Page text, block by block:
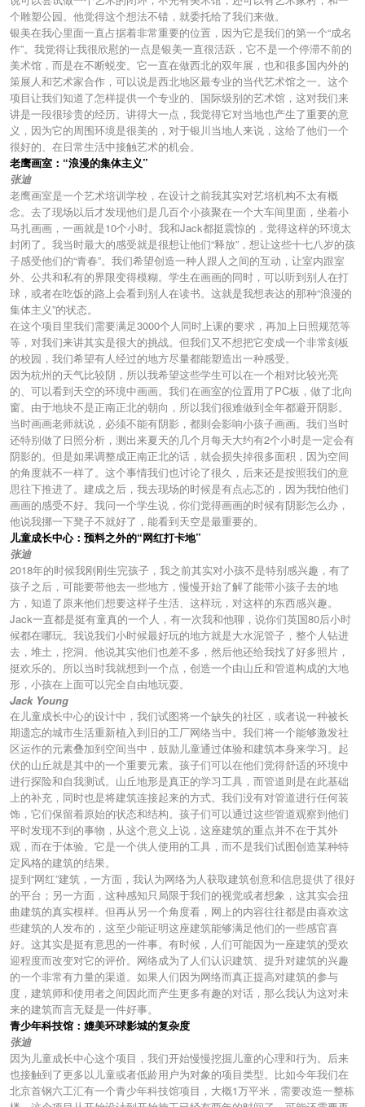
个雕塑公园。他觉得这个想法不错，就委托给了我们来做。
银美在我心里面一直占据着非常重要的位置，因为它是我们的第一个“成名
作”。我觉得让我很欣慰的一点是银美一直很活跃，它不是一个停滞不前的
美术馆，而是在不断蜕变。它一直在做西北的双年展，也和很多国内外的
策展人和艺术家合作，可以说是西北地区最专业的当代艺术馆之一。这个
项目让我们知道了怎样提供一个专业的、国际级别的艺术馆，这对我们来
讲是一段很珍贵的经历。讲得大一点，我觉得它对当地也产生了重要的意
义，因为它的周围环境是很美的，对于银川当地人来说，这给了他们一个
很好的、在日常生活中接触艺术的机会。
老鹰画室：“浪漫的集体主义”
张迪
老鹰画室是一个艺术培训学校，在设计之前我其实对艺培机构不太有概
念。去了现场以后才发现他们是几百个小孩聚在一个大车间里面，坐着小
马扎画画，一画就是10个小时。我和Jack都挺震惊的，觉得这样的环境太
封闭了。我当时最大的感受就是很想让他们“释放”，想让这些十七八岁的孩
子感受他们的“青春”。我们希望创造一种人跟人之间的互动，让室内跟室
外、公共和私有的界限变得模糊。学生在画画的同时，可以听到别人在打
球，或者在吃饭的路上会看到别人在读书。这就是我想表达的那种“浪漫的
集体主义”的状态。
在这个项目里我们需要满足3000个人同时上课的要求，再加上日照规范等
等，对我们来讲其实是很大的挑战。但我们又不想把它变成一个非常刻板
的校园，我们希望有人经过的地方尽量都能塑造出一种感受。
因为杭州的天气比较阴，所以我希望这些学生可以在一个相对比较光亮
的、可以看到天空的环境中画画。我们在画室的位置用了PC板，做了北向
窗。由于地块不是正南正北的朝向，所以我们很难做到全年都避开阴影。
当时画画老师就说，必须不能有阴影，都则会影响小孩子画画。我们当时
还特别做了日照分析，测出来夏天的几个月每天大约有2个小时是一定会有
阴影的。但是如果调整成正南正北的话，就会损失掉很多面积，因为空间
的角度就不一样了。这个事情我们也讨论了很久，后来还是按照我们的意
思往下推进了。建成之后，我去现场的时候是有点忐忑的，因为我怕他们
画画的感受不好。我问一个学生说，你们觉得画画的时候有阴影怎么办，
他说我挪一下凳子不就好了，能看到天空是最重要的。
儿童成长中心：预料之外的“网红打卡地”
张迪
2018年的时候我刚刚生完孩子，我之前其实对小孩不是特别感兴趣，有了
孩子之后，可能要带他去一些地方，慢慢开始了解了能带小孩子去的地
方，知道了原来他们想要这样子生活、这样玩，对这样的东西感兴趣。
Jack一直都是挺有童真的一个人，有一次我和他聊，说你们英国80后小时
候都在哪玩。我说我们小时候最好玩的地方就是大水泥管子，整个人钻进
去，堆土，挖洞。他说其实他们也差不多，然后他还给我找了好多照片，
挺欢乐的。所以当时我就想到一个点，创造一个由山丘和管道构成的大地
形，小孩在上面可以完全自由地玩耍。
Jack Young
在儿童成长中心的设计中，我们试图将一个缺失的社区，或者说一种被长
期遗忘的城市生活重新植入到旧的工厂网络当中。我们将一个能够激发社
区运作的元素叠加到空间当中，鼓励儿童通过体验和建筑本身来学习。起
伏的山丘就是其中的一个重要元素。孩子们可以在他们觉得舒适的环境中
进行探险和自我测试。山丘地形是真正的学习工具，而管道则是在此基础
上的补充，同时也是将建筑连接起来的方式。我们没有对管道进行任何装
饰，它们保留着原始的状态和结构。孩子们可以通过这些管道观察到他们
平时发现不到的事物，从这个意义上说，这座建筑的重点并不在于其外
观，而在于体验。它是一个供人使用的工具，而不是我们试图创造某种特
定风格的建筑的结果。
提到“网红”建筑，一方面，我认为网络为人获取建筑创意和信息提供了很好
的平台；另一方面，这种感知只局限于我们的视觉或者想象，这其实会扭
曲建筑的真实模样。但再从另一个角度看，网上的内容往往都是由喜欢这
些建筑的人发布的，这至少能证明这座建筑能够满足他们的一些感官喜
好。这其实是挺有意思的一件事。有时候，人们可能因为一座建筑的受欢
迎程度而改变对它的评价。网络成为了人们认识建筑、提升对建筑的兴趣
的一个非常有力量的渠道。如果人们因为网络而真正提高对建筑的参与
度，建筑师和使用者之间因此而产生更多有趣的对话，那么我认为这对未
来的建筑而言无疑是一件好事。
青少年科技馆：媲美环球影城的复杂度
张迪
因为儿童成长中心这个项目，我们开始慢慢挖掘儿童的心理和行为。后来
也接触到了更多以儿童或者低龄用户为对象的项目类型。比如今年我们在
北京首钢六工汇有一个青少年科技馆项目，大概1万平米，需要改造一整栋